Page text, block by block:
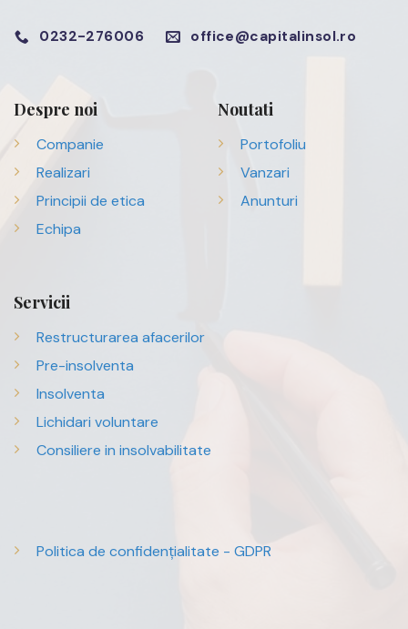
0232-276006 office@capitalinsol.ro
Despre noi
Companie
Realizari
Principii de etica
Echipa
Noutati
Portofoliu
Vanzari
Anunturi
Servicii
Restructurarea afacerilor
Pre-insolventa
Insolventa
Lichidari voluntare
Consiliere in insolvabilitate
Politica de confidențialitate - GDPR